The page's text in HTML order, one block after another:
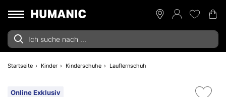
Startseite Kinder Kinderschuhe Lauflernschuh
Online Exklusiv